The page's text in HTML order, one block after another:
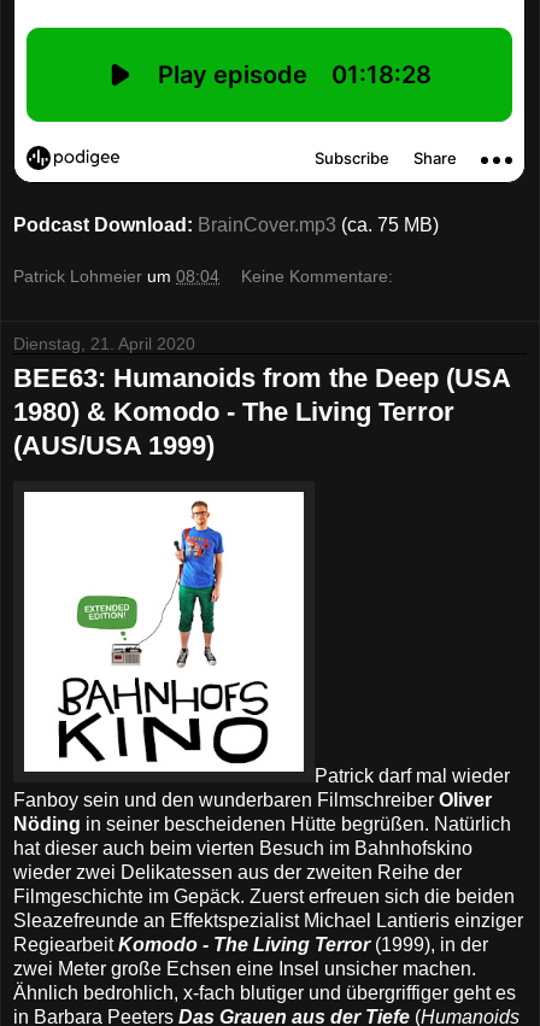
Podcast Download: BrainCover.mp3 (ca. 75 MB)
Patrick Lohmeier um 08:04 Keine Kommentare:
Dienstag, 21. April 2020
BEE63: Humanoids from the Deep (USA
1980) & Komodo - The Living Terror
(AUS/USA 1999)
Patrick darf mal wieder
Fanboy sein und den wunderbaren Filmschreiber Oliver
Nöding in seiner bescheidenen Hütte begrüßen. Natürlich
hat dieser auch beim vierten Besuch im Bahnhofskino
wieder zwei Delikatessen aus der zweiten Reihe der
Filmgeschichte im Gepäck. Zuerst erfreuen sich die beiden
Sleazefreunde an Effektspezialist Michael Lantieris einziger
RegiearbeitKomodo - The Living Terror(1999), in der
zwei Meter große Echsen eine Insel unsicher machen.
Ähnlich bedrohlich, x-fach blutiger und übergriffiger geht es
in Barbara Peeters Das Grauen aus der Tiefe (Humanoids